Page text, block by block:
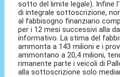
sotto del limite legale). Infine
di integrale sottoscrizione,
al fabbisogno finanziario
per i 12 mesi successivi alla
informativo. La stima del
ammonta a 143 milioni e i
ammontano a 20,4 milioni,
rimanente parte i veicoli di
alla sottoscrizione solo